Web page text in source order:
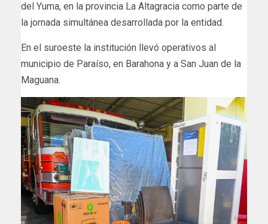
del Yuma, en la provincia La Altagracia como parte de
la jornada simultánea desarrollada por la entidad.
En el suroeste la institución llevó operativos al
municipio de Paraíso, en Barahona y a San Juan de la
Maguana.